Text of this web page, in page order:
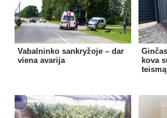
Vabalninko sankryžoje – dar
viena avarija
kova